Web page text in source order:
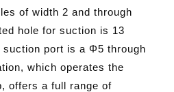
of width 2 and through
hole for suction is 13
suction port is a Φ5 through
which operates the
offers a full range of